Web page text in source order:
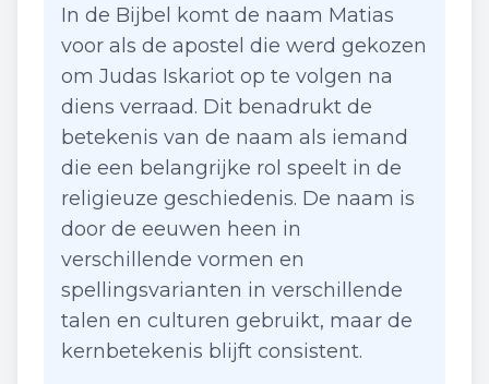
In de Bijbel komt de naam Matias
voor als de apostel die werd gekozen
om Judas Iskariot op te volgen na
diens verraad. Dit benadrukt de
betekenis van de naam als iemand
die een belangrijke rol speelt in de
religieuze geschiedenis. De naam is
door de eeuwen heen in
verschillende vormen en
spellingsvarianten in verschillende
talen en culturen gebruikt, maar de
kernbetekenis blijft consistent.